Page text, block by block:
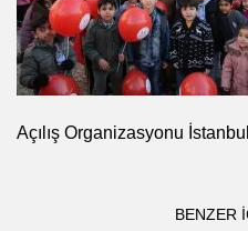
Açılış Organizasyonu İstanbul
BENZER